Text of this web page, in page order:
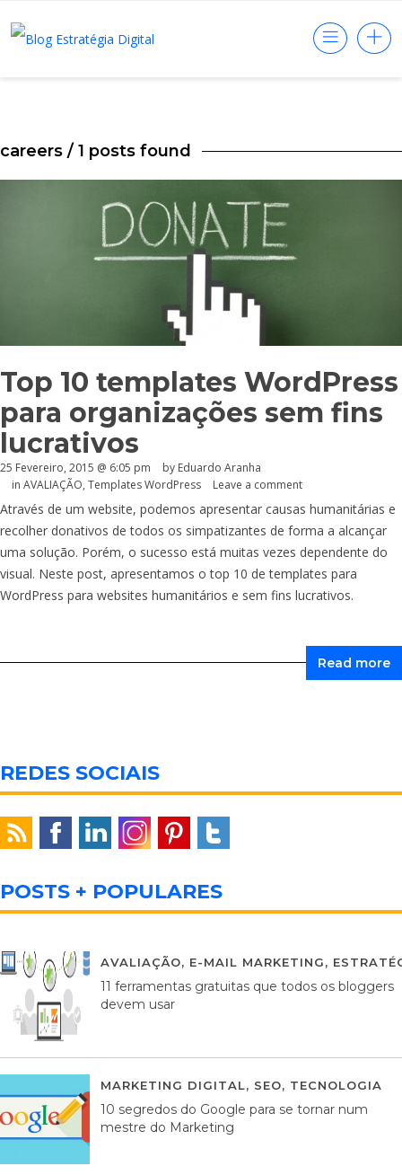
careers / 1 posts found
Top 10 templates WordPress
para organizações sem fins
lucrativos
25 Fevereiro, 2015 @ 6:05 pm by Eduardo Aranha
in AVALIAÇÃO, Templates WordPress Leave a comment
Através de um website, podemos apresentar causas humanitárias e
recolher donativos de todos os simpatizantes de forma a alcançar
uma solução. Porém, o sucesso está muitas vezes dependente do
visual. Neste post, apresentamos o top 10 de templates para
WordPress para websites humanitários e sem fins lucrativos.
Read more
REDES SOCIAIS
POSTS + POPULARES
AVALIAÇÃO, E-MAIL MARKETING,
11 ferramentas gratuitas que todos os bloggers
devem usar
MARKETING DIGITAL, SEO, TECNOLOGIA
10 segredos do Google para se tornar num
mestre do Marketing